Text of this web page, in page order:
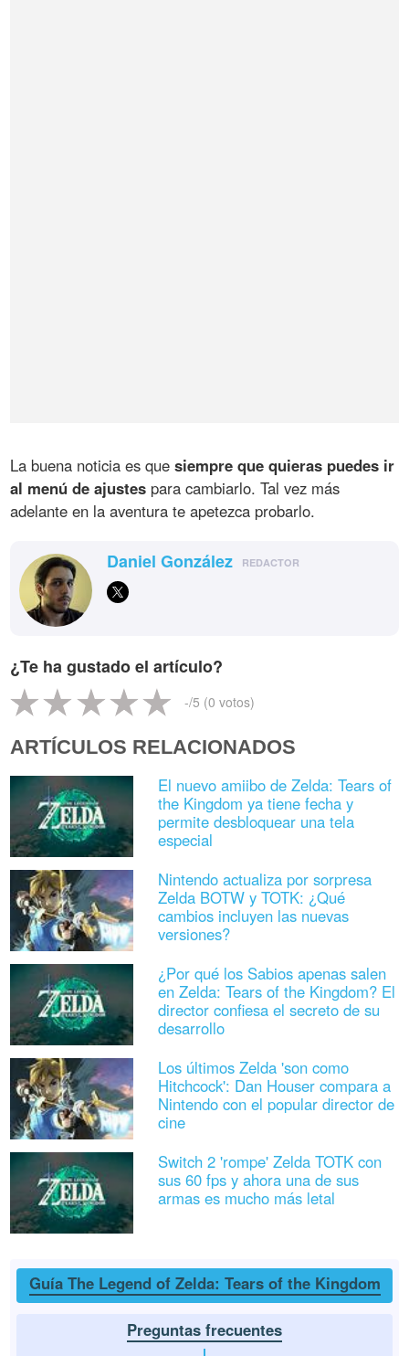
La buena noticia es quesiempre que quieras puedes ir
al menú de ajustes para cambiarlo. Tal vez más
adelante en la aventura te apetezca probarlo.
Daniel González REDACTOR
¿Te ha gustado el artículo?
-/5 (0 votos)
ARTÍCULOS RELACIONADOS
El nuevo amiibo de Zelda: Tears of
the Kingdom ya tiene fecha y
permite desbloquear una tela
especial
Nintendo actualiza por sorpresa
Zelda BOTW y TOTK: ¿Qué
cambios incluyen las nuevas
versiones?
¿Por qué los Sabios apenas salen
en Zelda: Tears of the Kingdom? El
director confiesa el secreto de su
desarrollo
Los últimos Zelda 'son como
Hitchcock': Dan Houser compara a
Nintendo con el popular director de
cine
Switch 2 'rompe' Zelda TOTK con
sus 60 fps y ahora una de sus
armas es mucho más letal
Guía The Legend of Zelda: Tears of the Kingdom
Preguntas frecuentes